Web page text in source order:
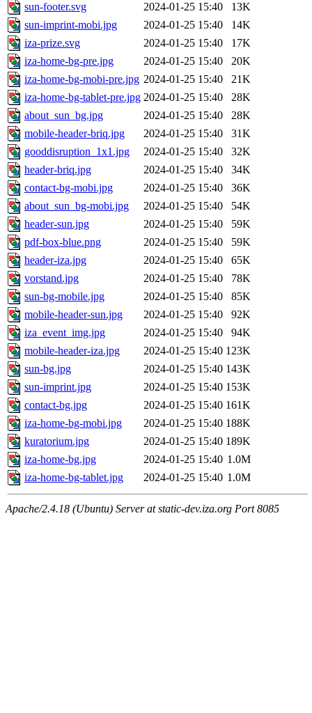
sun-footer.svg
2024-01-25 15:40
13K
sun-imprint-mobi.jpg
2024-01-25 15:40
14K
iza-prize.svg
2024-01-25 15:40
17K
iza-home-bg-pre.jpg
2024-01-25 15:40
20K
iza-home-bg-mobi-pre.jpg 2024-01-25 15:40
21K
iza-home-bg-tablet-pre.jpg 2024-01-25 15:40
28K
about_sun_bg.jpg
2024-01-25 15:40
28K
mobile-header-briq.jpg
2024-01-25 15:40
31K
gooddisruption_1x1.jpg
2024-01-25 15:40
32K
header-briq.jpg
2024-01-25 15:40
34K
contact-bg-mobi.jpg
2024-01-25 15:40
36K
about_sun_bg-mobi.jpg
2024-01-25 15:40
54K
header-sun.jpg
2024-01-25 15:40
59K
pdf-box-blue.png
2024-01-25 15:40
59K
header-iza.jpg
2024-01-25 15:40
65K
vorstand.jpg
2024-01-25 15:40
78K
sun-bg-mobile.jpg
2024-01-25 15:40
85K
mobile-header-sun.jpg
2024-01-25 15:40
92K
iza_event_img.jpg
2024-01-25 15:40
94K
mobile-header-iza.jpg
2024-01-25 15:40 123K
sun-bg.jpg
2024-01-25 15:40 143K
sun-imprint.jpg
2024-01-25 15:40 153K
contact-bg.jpg
2024-01-25 15:40 161K
iza-home-bg-mobi.jpg
2024-01-25 15:40 188K
kuratorium.jpg
2024-01-25 15:40 189K
iza-home-bg.jpg
2024-01-25 15:40 1.0M
iza-home-bg-tablet.jpg
2024-01-25 15:40 1.0M
Apache/2.4.18 (Ubuntu) Server at static-dev.iza.org Port 8085